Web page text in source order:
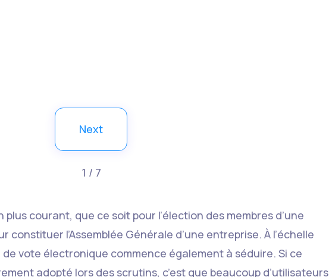
Next
1 / 7
courant, que ce soit pour l’élection des membres d’une
l’Assemblée Générale d’une entreprise. À l’échelle
vote électronique commence également à séduire. Si ce
adopté lors des scrutins, c’est que beaucoup d’utilisateurs